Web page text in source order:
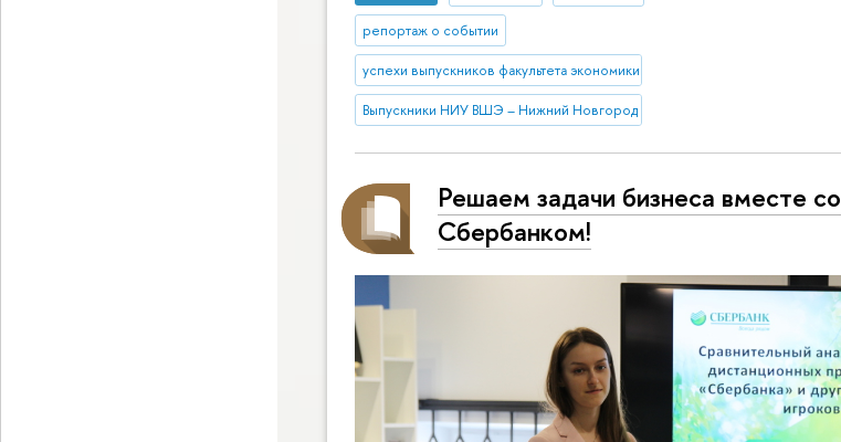
репортаж о событии
успехи выпускников факультета экономики
Выпускники НИУ ВШЭ – Нижний Новгород
Решаем задачи бизнеса вместе со
Сбербанком!